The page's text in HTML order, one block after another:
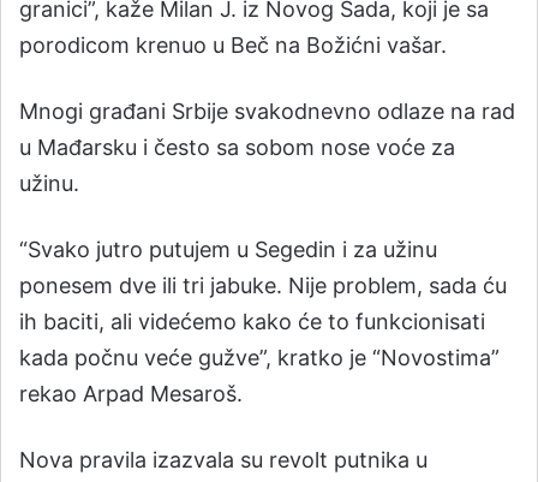
granici”, kaže Milan J. iz Novog Sada, koji je sa
porodicom krenuo u Beč na Božićni vašar.
Mnogi građani Srbije svakodnevno odlaze na rad
u Mađarsku i često sa sobom nose voće za
užinu.
“Svako jutro putujem u Segedin i za užinu
ponesem dve ili tri jabuke. Nije problem, sada ću
ih baciti, ali videćemo kako će to funkcionisati
kada počnu veće gužve”, kratko je “Novostima”
rekao Arpad Mesaroš.
Nova pravila izazvala su revolt putnika u